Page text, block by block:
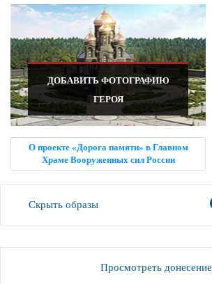
ДОБАВИТЬ ФОТОГРАФИЮ
ГЕРОЯ
О проекте «Дорога памяти» в Главном
Храме Вооруженных сил России
Скрыть образы
Просмотреть донесение